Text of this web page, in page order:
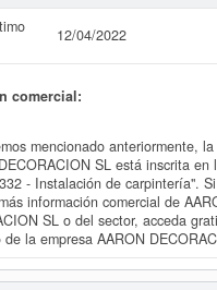
12/04/2022
comercial:
mencionado anteriormente,
SL está inscrita en
- Instalación de carpintería".
información comercial de
SL o del sector, acceda
de la empresa AARON